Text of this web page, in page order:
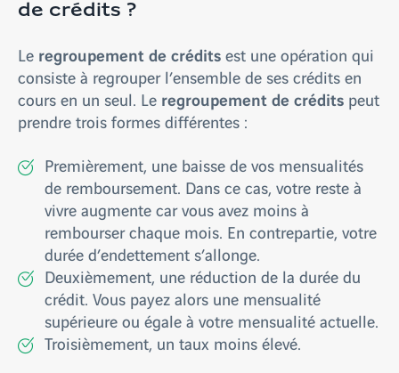
de crédits ?
Le regroupement de créditsest une opération qui
consiste à regrouper l’ensemble de ses crédits en
cours en un seul. Le regroupement de crédits peut
prendre trois formes différentes :
Premièrement, une baisse de vos mensualités
de remboursement. Dans ce cas, votre reste à
vivre augmente car vous avez moins à
rembourser chaque mois. En contrepartie, votre
durée d’endettement s’allonge.
Deuxièmement, une réduction de la durée du
crédit. Vous payez alors une mensualité
supérieure ou égale à votre mensualité actuelle.
Troisièmement, un taux moins élevé.